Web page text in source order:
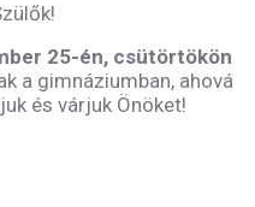
25-én, csütörtökön
a gimnáziumban, ahová
és várjuk Önöket!